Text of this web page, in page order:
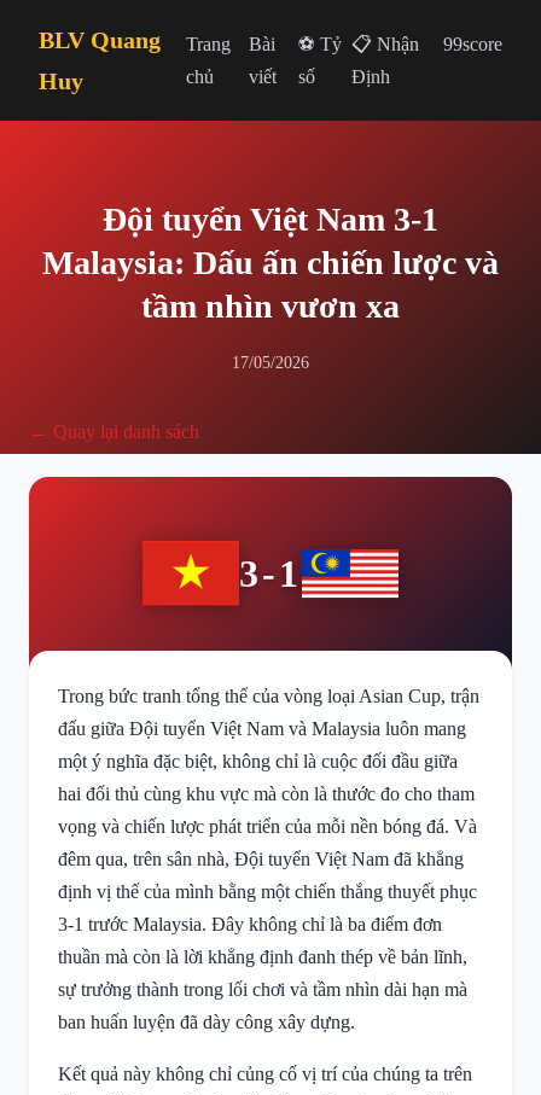
BLV Quang
Huy
Trang
chủ
Bài
viết
⚽ Tỷ
số
📋 Nhận
Định
99score
Đội tuyển Việt Nam 3-1
Malaysia: Dấu ấn chiến lược và
tầm nhìn vươn xa
17/05/2026
← Quay lại danh sách
3-1
Trong bức tranh tổng thể của vòng loại Asian Cup, trận
đấu giữa Đội tuyển Việt Nam và Malaysia luôn mang
một ý nghĩa đặc biệt, không chỉ là cuộc đối đầu giữa
hai đối thủ cùng khu vực mà còn là thước đo cho tham
vọng và chiến lược phát triển của mỗi nền bóng đá. Và
đêm qua, trên sân nhà, Đội tuyển Việt Nam đã khẳng
định vị thế của mình bằng một chiến thắng thuyết phục
3-1 trước Malaysia. Đây không chỉ là ba điểm đơn
thuần mà còn là lời khẳng định đanh thép về bản lĩnh,
sự trưởng thành trong lối chơi và tầm nhìn dài hạn mà
ban huấn luyện đã dày công xây dựng.
Kết quả này không chỉ củng cố vị trí của chúng ta trên